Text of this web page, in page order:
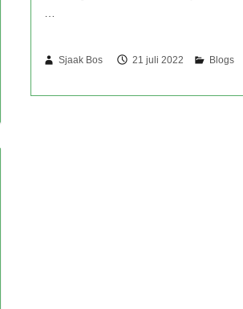
Sjaak Bos 21 juli 2022